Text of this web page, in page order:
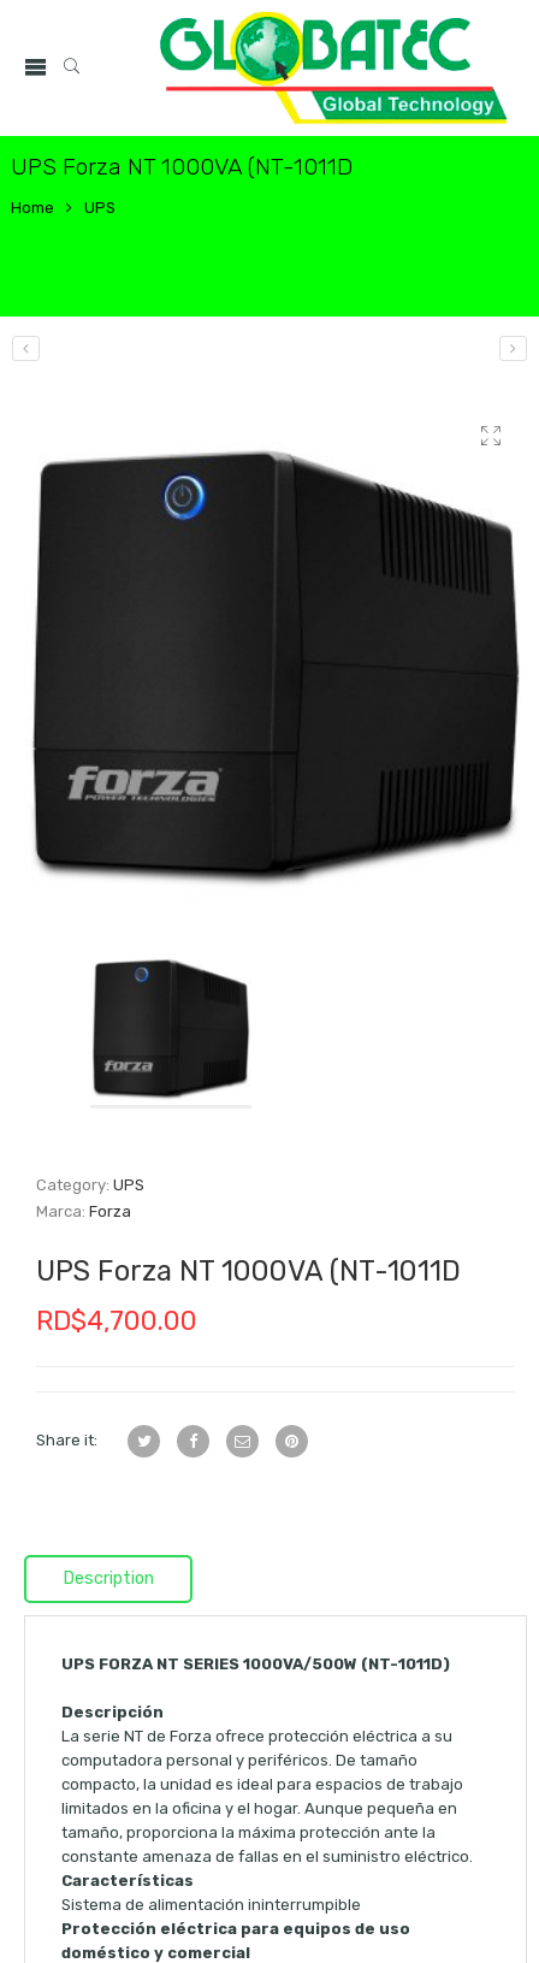
UPS Forza NT 1000VA (NT-1011D
Home UPS
Category:UPS
Marca:Forza
UPS Forza NT 1000VA (NT-1011D
RD$4,700.00
Share it:
Description
UPS FORZA NT SERIES 1000VA/500W (NT-1011D)
Descripción
La serie NT de Forza ofrece protección eléctrica a su
computadora personal y periféricos. De tamaño
compacto, la unidad es ideal para espacios de trabajo
limitados en la oficina y el hogar. Aunque pequeña en
tamaño, proporciona la máxima protección ante la
constante amenaza de fallas en el suministro eléctrico.
Características
Sistema de alimentación ininterrumpible
Protección eléctrica para equipos de uso
doméstico y comercial